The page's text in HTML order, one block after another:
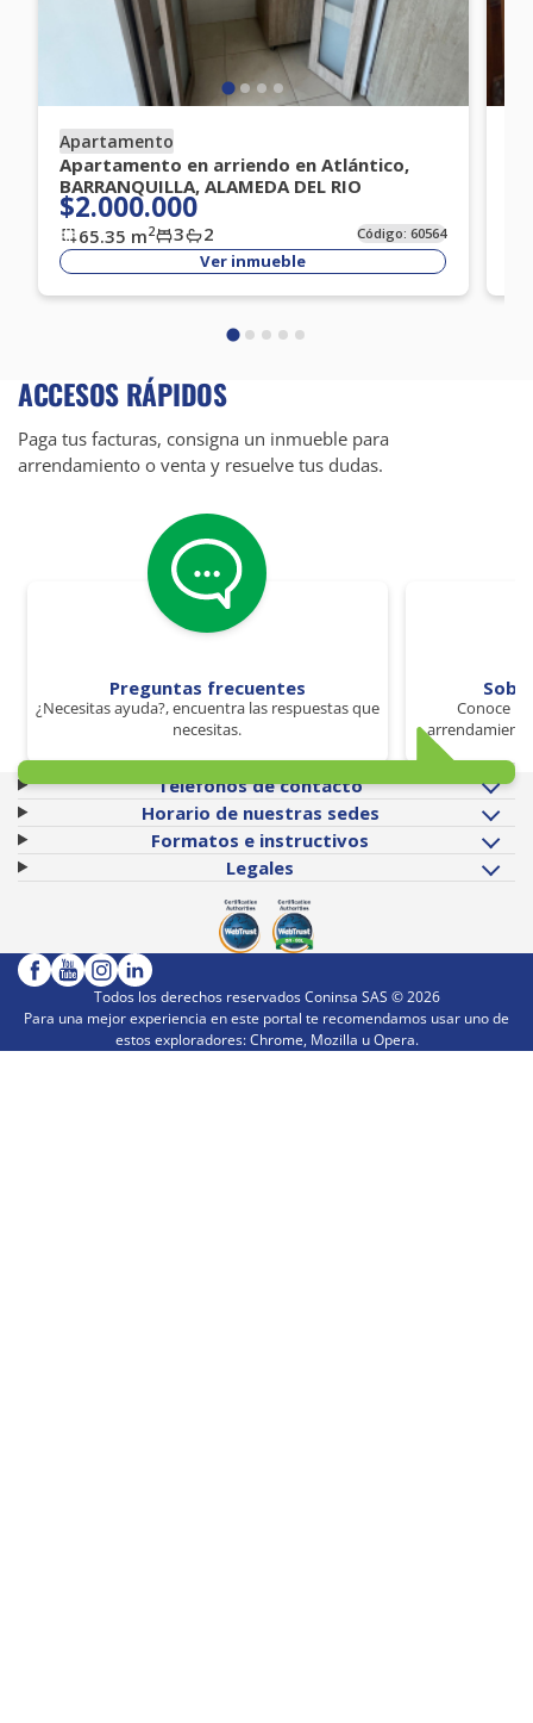
Apartamento
Apartamento en arriendo en Atlántico,
BARRANQUILLA, ALAMEDA DEL RIO
$2.000.000
65.35 m2 3 2 Código:60564
Ver inmueble
ACCESOS RÁPIDOS
Paga tus facturas, consigna un inmueble para
arrendamiento o venta y resuelve tus dudas.
Preguntas frecuentes
¿Necesitas ayuda?, encuentra las respuestas que
necesitas.
Conoce
Teléfonos de contacto
Horario de nuestras sedes
Formatos e instructivos
Legales
Todos los derechos reservados Coninsa SAS ©2026
Para una mejor experiencia en este portal te recomendamos usar uno de
estos exploradores: Chrome, Mozilla u Opera.